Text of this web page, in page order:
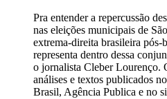
Pra entender a repercussão
nas eleições municipais de
extrema-direita brasileira
representa dentro dessa
o jornalista Cleber Lourenço.
análises e textos publicados
Brasil, Agência Publica e no